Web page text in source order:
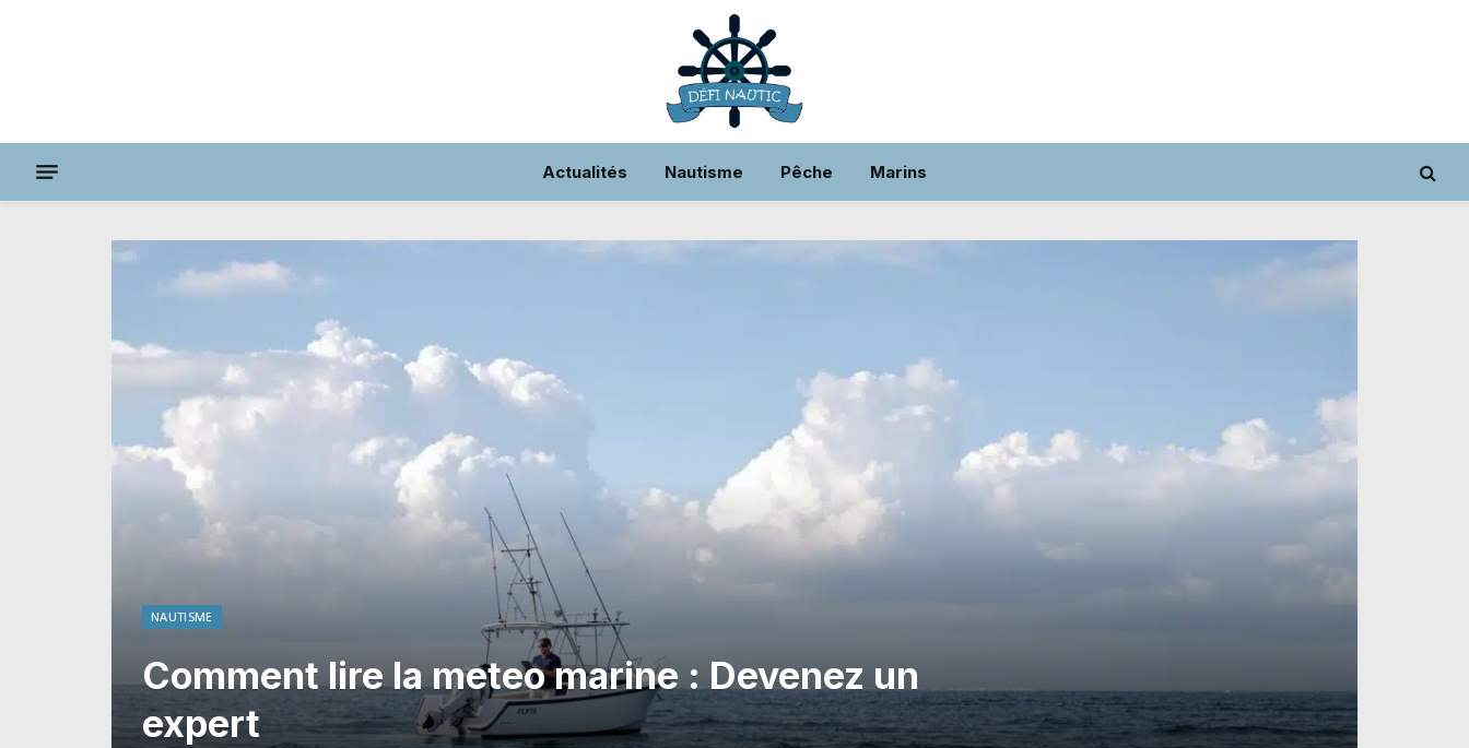
Actualités Nautisme Pêche Marins
NAUTISME
Comment lire la meteo marine : Devenez un
expert